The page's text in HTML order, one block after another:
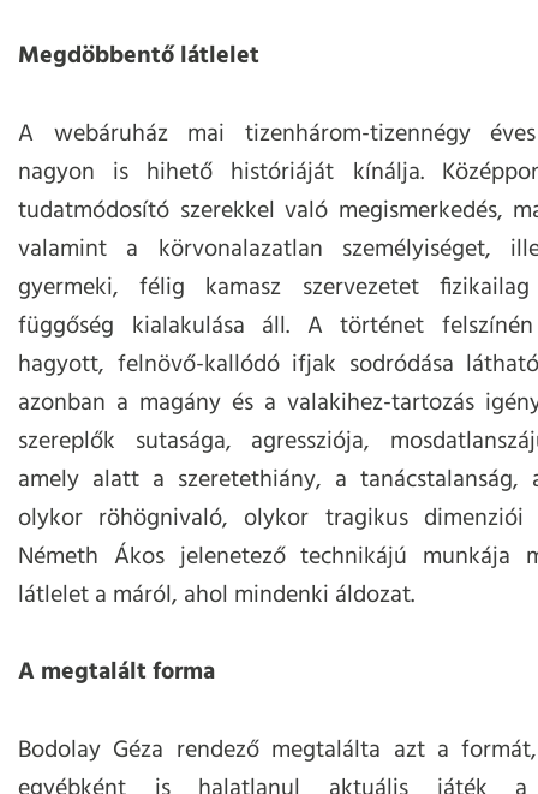
Megdöbbentő látlelet
A webáruház mai tizenhárom-tizennégy
nagyon is hihető históriáját kínálja.
tudatmódosító szerekkel való megismerkedés,
valamint a körvonalazatlan személyiséget,
gyermeki, félig kamasz szervezetet
függőség kialakulása áll. A történet
hagyott, felnövő-kallódó ifjak sodródása
azonban a magány és a valakihez-tartozás
szereplők sutasága, agressziója,
amely alatt a szeretethiány, a tanácstalanság,
olykor röhögnivaló, olykor tragikus
Németh Ákos jelenetező technikájú munkája
látlelet a máról, ahol mindenki áldozat.
A megtalált forma
Bodolay Géza rendező megtalálta azt a